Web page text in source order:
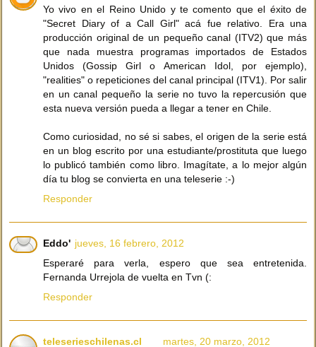
Yo vivo en el Reino Unido y te comento que el éxito de
"Secret Diary of a Call Girl" acá fue relativo. Era una
producción original de un pequeño canal (ITV2) que más
que nada muestra programas importados de Estados
Unidos (Gossip Girl o American Idol, por ejemplo),
"realities" o repeticiones del canal principal (ITV1). Por salir
en un canal pequeño la serie no tuvo la repercusión que
esta nueva versión pueda a llegar a tener en Chile.
Como curiosidad, no sé si sabes, el origen de la serie está
en un blog escrito por una estudiante/prostituta que luego
lo publicó también como libro. Imagítate, a lo mejor algún
día tu blog se convierta en una teleserie :-)
Responder
Eddo' jueves, 16 febrero, 2012
Esperaré para verla, espero que sea entretenida.
Fernanda Urrejola de vuelta en Tvn (:
Responder
teleserieschilenas.cl
martes, 20 marzo, 2012